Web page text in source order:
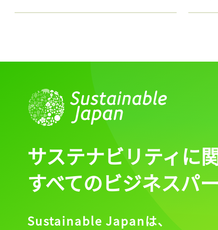
ログインが必
会員登録
サステナビリティに
すべてのビジネスパ
Sustainable Japanは、